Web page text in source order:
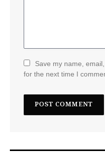
Save my name,
for the next time I